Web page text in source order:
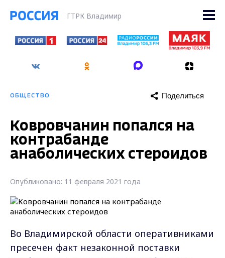
ГТРК Владимир
ОБЩЕСТВО Поделиться
Ковровчанин попался на
контрабанде
анаболических стероидов
Опубликовано: 11 февраля 2021 года
Во Владимирской области оперативниками
пресечен факт незаконной поставки